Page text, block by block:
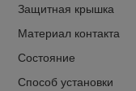
Защитная крышка
Материал контакта
Состояние
Способ установки